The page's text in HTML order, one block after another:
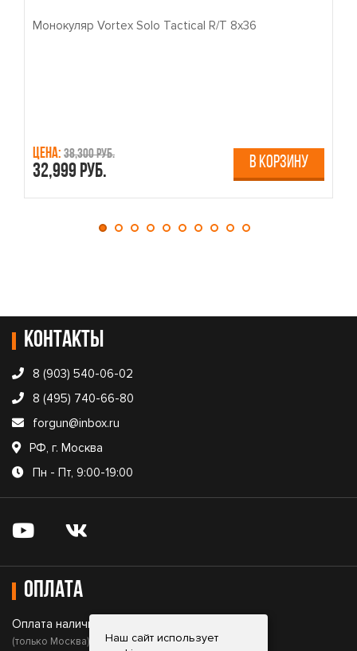
Монокуляр Vortex Solo Tactical R/T 8x36
Цена: 38,300 руб.
32,999 руб. В КОРЗИНУ
Контакты
8 (903) 540-06-02
8 (495) 740-66-80
forgun@inbox.ru
РФ, г. Москва
Пн - Пт, 9:00-19:00
Оплата
Оплата наличными;
(только Москва)
Наш сайт использует